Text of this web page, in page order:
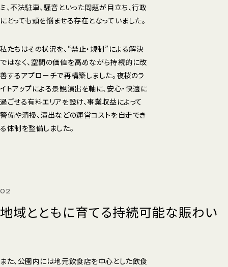
ミ、不法駐車、騒音といった問題が目立ち、行政
にとっても頭を悩ませる存在となっていました。
私たちはその状況を、“禁止・規制”による解決
ではなく、空間の価値を高めながら持続的に改
善するアプローチで再構築しました。夜桜のラ
イトアップによる景観演出を軸に、安心・快適に
過ごせる有料エリアを設け、事業収益によって
警備や清掃、演出などの運営コストを自走でき
る体制を整備しました。
02
地域とともに育てる持続可能な賑わい
また、公園内には地元飲食店を中心とした飲食